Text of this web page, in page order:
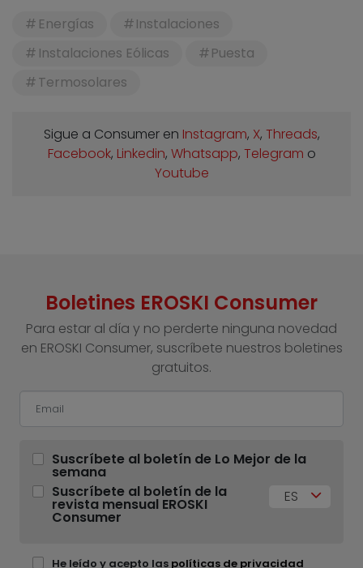
Energías
Instalaciones
Instalaciones Eólicas
Puesta
Termosolares
Sigue a Consumer en Instagram, X, Threads,
Facebook, Linkedin, Whatsapp, Telegram o
Youtube
Boletines EROSKI Consumer
Para estar al día y no perderte ninguna novedad
en EROSKI Consumer, suscríbete nuestros boletines
gratuitos.
Suscríbete al boletín de Lo Mejor de la
semana
Suscríbete al boletín de la
revista mensual EROSKI
Consumer
ES
He leído y acepto las políticas de privacidad